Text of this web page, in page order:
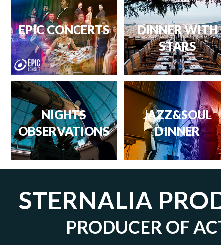
EPIC CONCERTS
DINNER WITH
STARS
NIGHTS
OBSERVATIONS
JAZZ&SOUL
DINNER
STERNALIA
PRODUCER OF